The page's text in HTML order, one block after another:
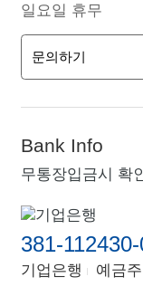
일요일 휴무
문의하기
Bank Info
무통장입금시 확
381-
기업은행 예금